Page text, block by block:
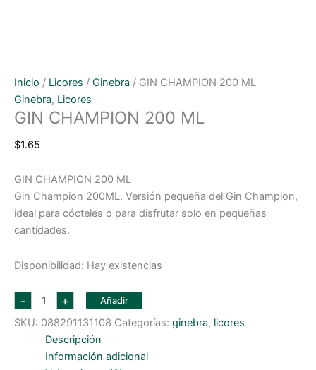
Inicio / Licores / Ginebra / GIN CHAMPION 200 ML
Ginebra, Licores
GIN CHAMPION 200 ML
$1.65
GIN CHAMPION 200 ML
Gin Champion 200ML. Versión pequeña del Gin Champion,
ideal para cócteles o para disfrutar solo en pequeñas
cantidades.
Disponibilidad: Hay existencias
- GIN
CHAMPION
200
ML
cantidad
+ Añadir
SKU: 088291131108 Categorías: ginebra, licores
Descripción
Información adicional